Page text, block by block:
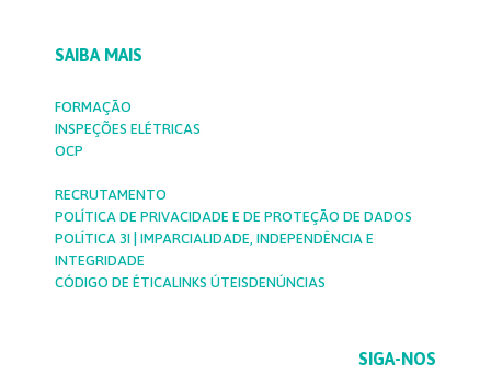
SAIBA MAIS
FORMAÇÃO
INSPEÇÕES ELÉTRICAS
OCP
RECRUTAMENTO
POLÍTICA DE PRIVACIDADE E DE PROTEÇÃO DE DADOS
POLÍTICA 3I | IMPARCIALIDADE, INDEPENDÊNCIA E
INTEGRIDADE
CÓDIGO DE ÉTICALINKS ÚTEISDENÚNCIAS
SIGA-NOS